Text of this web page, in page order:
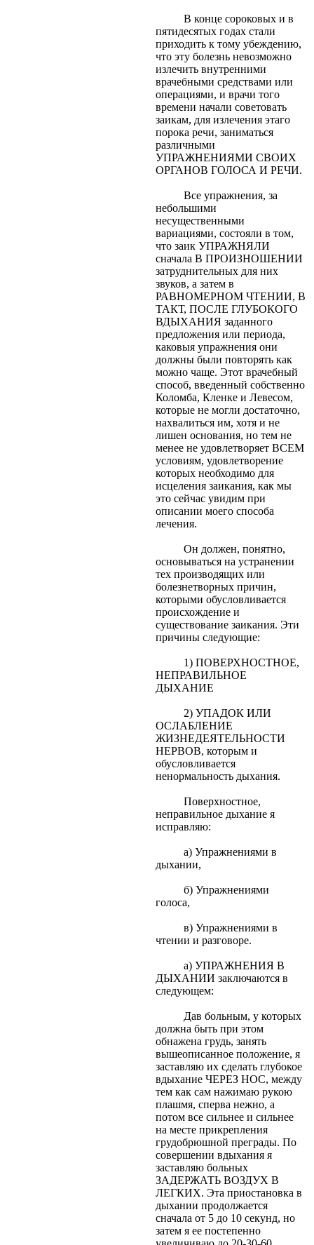
В конце сороковых и в
пятидесятых годах стали
приходить к тому убеждению,
что эту болезнь невозможно
излечить внутренними
врачебными средствами или
операциями, и врачи того
времени начали советовать
заикам, для излечения этаго
порока речи, заниматься
различными
УПРАЖНЕНИЯМИ СВОИХ
ОРГАНОВ ГОЛОСА И РЕЧИ.
Все упражнения, за
небольшими
несущественными
вариациями, состояли в том,
что заик УПРАЖНЯЛИ
сначала В ПРОИЗНОШЕНИИ
затруднительных для них
звуков, а затем в
РАВНОМЕРНОМ ЧТЕНИИ, В
ТАКТ, ПОСЛЕ ГЛУБОКОГО
ВДЫХАНИЯ заданного
предложения или периода,
каковыя упражнения они
должны были повторять как
можно чаще. Этот врачебный
способ, введенный собственно
Коломба, Кленке и Левесом,
которые не могли достаточно,
нахвалиться им, хотя и не
лишен основания, но тем не
менее не удовлетворяет ВСЕМ
условиям, удовлетворение
которых необходимо для
исцеления заикания, как мы
это сейчас увидим при
описании моего способа
лечения.
Он должен, понятно,
основываться на устранении
тех производящих или
болезнетворных причин,
которыми обусловливается
происхождение и
существование заикания. Эти
причины следующие:
1) ПОВЕРХНОСТНОЕ,
НЕПРАВИЛЬНОЕ
ДЫХАНИЕ
2) УПАДОК ИЛИ
ОСЛАБЛЕНИЕ
ЖИЗНЕДЕЯТЕЛЬНОСТИ
НЕРВОВ, которым и
обусловливается
ненормальность дыхания.
Поверхностное,
неправильное дыхание я
исправляю:
а) Упражнениями в
дыхании,
б) Упражнениями
голоса,
в) Упражнениями в
чтении и разговоре.
а) УПРАЖНЕНИЯ В
ДЫХАНИИ заключаются в
следующем:
Дав больным, у которых
должна быть при этом
обнажена грудь, занять
вышеописанное положение, я
заставляю их сделать глубокое
вдыхание ЧЕРЕЗ НОС, между
тем как сам нажимаю рукою
плашмя, сперва нежно, а
потом все сильнее и сильнее
на месте прикрепления
грудобрюшной преграды. По
совершении вдыхания я
заставляю больных
ЗАДЕРЖАТЬ ВОЗДУХ В
ЛЕГКИХ. Эта приостановка в
дыхании продолжается
сначала от 5 до 10 секунд, но
затем я ее постепенно